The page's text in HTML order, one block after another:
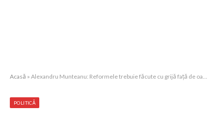
Acasă » Alexandru Munteanu: Reformele trebuie făcute cu grijă față de oameni, nu pe seama lor
POLITICĂ